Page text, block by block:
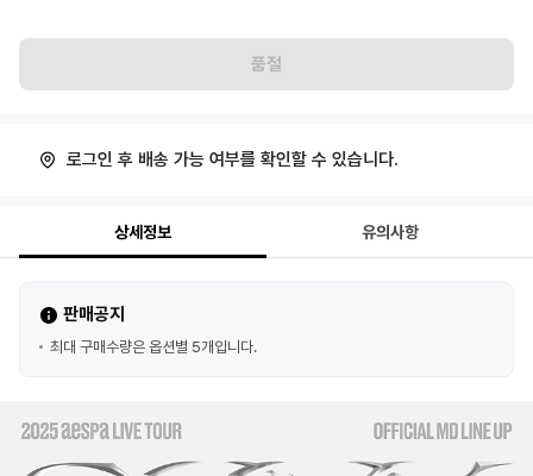
품절
로그인 후 배송 가능 여부를 확인할 수 있습니다.
상세정보 유의사항
판매공지
최대 구매수량은 옵션별 5개입니다.